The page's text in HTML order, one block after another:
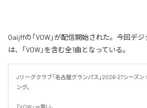
Qaijffの「VOW」が配信開始された。今回デ
は、「VOW」を含む全1曲となっている。
Jリーグクラブ「名古屋グランパス」2026-27シーズ
ング。
「VOW」＝誓い。